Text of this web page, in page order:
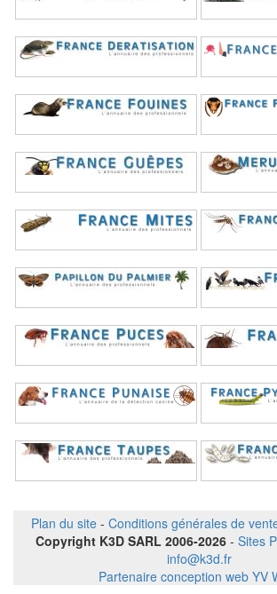
Plan du site - Conditions générales de
Copyright K3D SARL 2006-2026 - Sites
info@k3d.fr
Partenaire conception web YV